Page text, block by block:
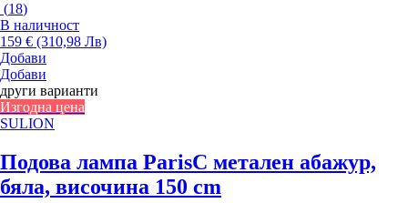
(18)
В наличност
159 € (310,98 Лв)
Добави
Добави
други варианти
Изгодна цена
SULION
Подова лампа ParisС метален абажур,
бяла, височина 150 cm